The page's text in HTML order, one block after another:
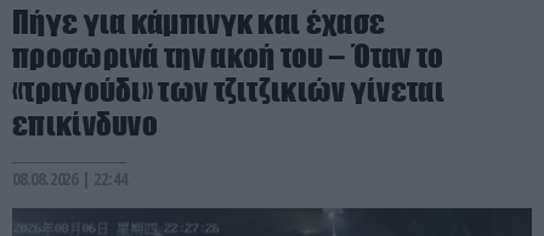
Πήγε για κάμπινγκ και έχασε
προσωρινά την ακοή του – Όταν το
«τραγούδι» των τζιτζικιών γίνεται
επικίνδυνο
08.08.2026 | 22:44